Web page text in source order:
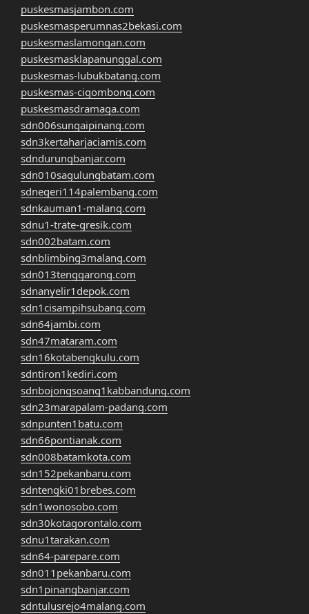
puskesmasjambon.com
puskesmasperumnas2bekasi.com
puskesmaslamongan.com
puskesmasklapanunggal.com
puskesmas-lubukbatang.com
puskesmas-cigombong.com
puskesmasdramaga.com
sdn006sungaipinang.com
sdn3kertaharjaciamis.com
sdndurungbanjar.com
sdn010sagulungbatam.com
sdnegeri114palembang.com
sdnkauman1-malang.com
sdnu1-trate-gresik.com
sdn002batam.com
sdnblimbing3malang.com
sdn013tenggarong.com
sdnanyelir1depok.com
sdn1cisampihsubang.com
sdn64jambi.com
sdn47mataram.com
sdn16kotabengkulu.com
sdntiron1kediri.com
sdnbojongsoang1kabbandung.com
sdn23marapalam-padang.com
sdnpunten1batu.com
sdn66pontianak.com
sdn008batamkota.com
sdn152pekanbaru.com
sdntengki01brebes.com
sdn1wonosobo.com
sdn30kotagorontalo.com
sdnu1tarakan.com
sdn64-parepare.com
sdn011pekanbaru.com
sdn1pinangbanjar.com
sdntulusrejo4malang.com